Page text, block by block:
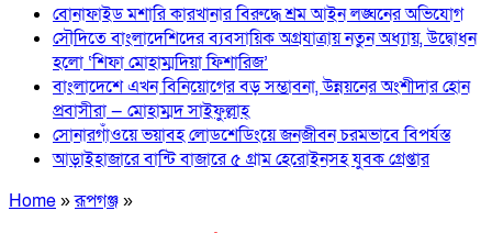
বোনাফাইড মশারি কারখানার বিরুদ্ধে শ্রম আইন লঙ্ঘনের অভিযোগ
সৌদিতে বাংলাদেশিদের ব্যবসায়িক অগ্রযাত্রায় নতুন অধ্যায়, উদ্বোধন
হলো ‘শিফা মোহাম্মদিয়া ফিশারিজ’
বাংলাদেশে এখন বিনিয়োগের বড় সম্ভাবনা, উন্নয়নের অংশীদার হোন
প্রবাসীরা — মোহাম্মদ সাইফুল্লাহ্
সোনারগাঁওয়ে ভয়াবহ লোডশেডিংয়ে জনজীবন চরমভাবে বিপর্যস্ত
আড়াইহাজারে বান্টি বাজারে ৫ গ্রাম হেরোইনসহ যুবক গ্রেপ্তার
Home»রূপগঞ্জ»